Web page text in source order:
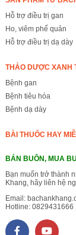
Hỗ trợ điều trị gan
Ho, viêm phế quản
Hỗ trợ điều trị dạ dày
THẢO DƯỢC XANH
Bệnh gan
Bệnh tiêu hóa
Bệnh dạ dày
BÀI THUỐC HAY
BÁN BUÔN, MUA
Bạn muốn trở thành
Khang, hãy liên hệ
Email:
Hotline: 0829431666